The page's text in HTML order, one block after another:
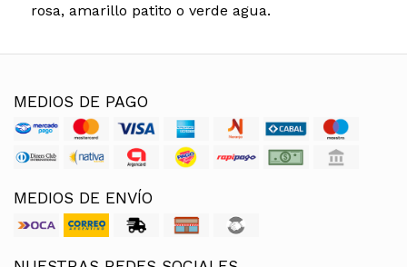
rosa, amarillo patito o verde agua.
MEDIOS DE PAGO
MEDIOS DE ENVÍO